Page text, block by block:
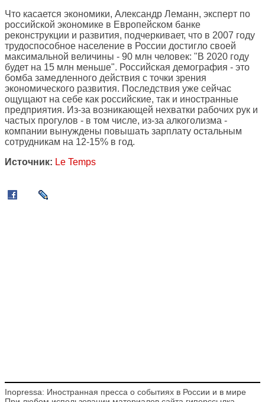
Что касается экономики, Александр Леманн, эксперт по
российской экономике в Европейском банке
реконструкции и развития, подчеркивает, что в 2007 году
трудоспособное население в России достигло своей
максимальной величины - 90 млн человек: "В 2020 году
будет на 15 млн меньше". Российская демография - это
бомба замедленного действия с точки зрения
экономического развития. Последствия уже сейчас
ощущают на себе как российские, так и иностранные
предприятия. Из-за возникающей нехватки рабочих рук и
частых прогулов - в том числе, из-за алкоголизма -
компании вынуждены повышать зарплату остальным
сотрудникам на 12-15% в год.
Источник: Le Temps
Inopressa: Иностранная пресса о событиях в России и в мире